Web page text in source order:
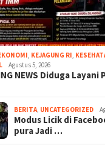
KEJAGUNG RI
Agustus 5, 2026
NEWS Diduga Layani
BERITA UNCATEGORIZED
Modus Licik di
pura Jadi …